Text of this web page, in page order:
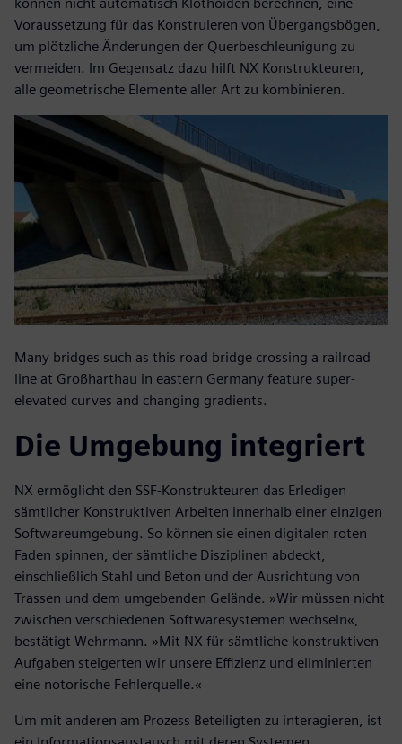
Voraussetzung für das Konstruieren von Übergangsbögen,
um plötzliche Änderungen der Querbeschleunigung zu
vermeiden. Im Gegensatz dazu hilft NX Konstrukteuren,
alle geometrische Elemente aller Art zu kombinieren.
Many bridges such as this road bridge crossing a railroad
line at Großharthau in eastern Germany feature super-
elevated curves and changing gradients.
Die Umgebung integriert
NX ermöglicht den SSF-Konstrukteuren das Erledigen
sämtlicher Konstruktiven Arbeiten innerhalb einer einzigen
Softwareumgebung. So können sie einen digitalen roten
Faden spinnen, der sämtliche Disziplinen abdeckt,
einschließlich Stahl und Beton und der Ausrichtung von
Trassen und dem umgebenden Gelände. »Wir müssen nicht
zwischen verschiedenen Softwaresystemen wechseln«,
bestätigt Wehrmann. »Mit NX für sämtliche konstruktiven
Aufgaben steigerten wir unsere Effizienz und eliminierten
eine notorische Fehlerquelle.«
Um mit anderen am Prozess Beteiligten zu interagieren, ist